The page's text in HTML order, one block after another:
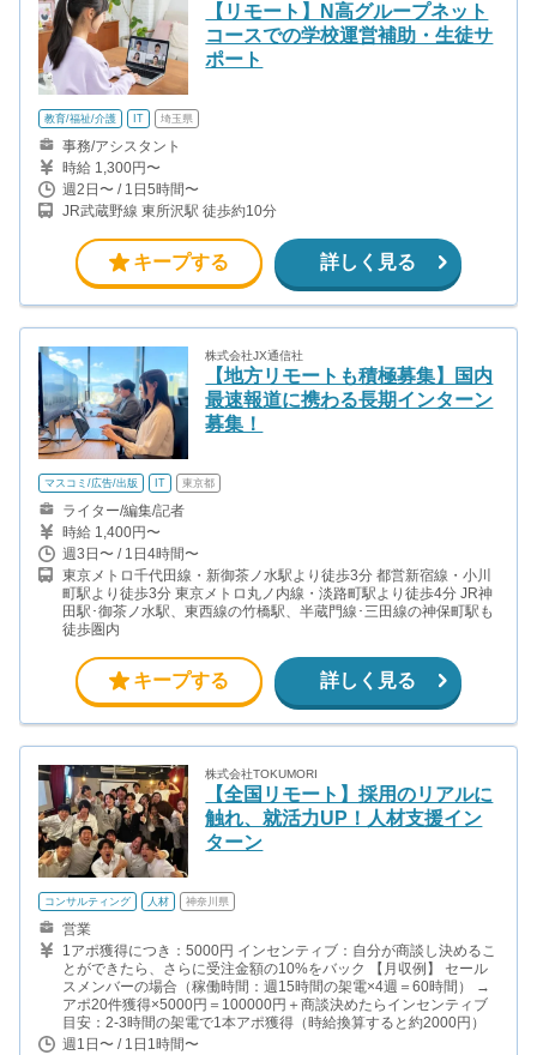
【リモート】N高グループネット
コースでの学校運営補助・生徒サ
ポート
教育/福祉/介護 IT 埼玉県
事務/アシスタント
時給 1,300円〜
週2日〜 / 1日5時間〜
JR武蔵野線 東所沢駅 徒歩約10分
キープする 詳しく見る
株式会社JX通信社
【地方リモートも積極募集】国内
最速報道に携わる長期インターン
募集！
マスコミ/広告/出版 IT 東京都
ライター/編集/記者
時給 1,400円〜
週3日〜 / 1日4時間〜
東京メトロ千代田線・新御茶ノ水駅より徒歩3分 都営新宿線・小川
町駅より徒歩3分 東京メトロ丸ノ内線・淡路町駅より徒歩4分 JR神
田駅･御茶ノ水駅、東西線の竹橋駅、半蔵門線･三田線の神保町駅も
徒歩圏内
キープする 詳しく見る
株式会社TOKUMORI
【全国リモート】採用のリアルに
触れ、就活力UP！人材支援イン
ターン
コンサルティング 人材 神奈川県
営業
1アポ獲得につき：5000円 インセンティブ：自分が商談し決めるこ
とができたら、さらに受注金額の10%をバック 【月収例】 セール
スメンバーの場合（稼働時間：週15時間の架電×4週＝60時間） →
アポ20件獲得×5000円＝100000円＋商談決めたらインセンティブ
目安：2-3時間の架電で1本アポ獲得（時給換算すると約2000円）
週1日〜 / 1日1時間〜